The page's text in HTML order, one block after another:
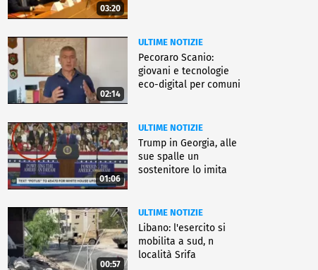
03:20
02:14
ULTIME NOTIZIE
Pecoraro Scanio:
giovani e tecnologie
eco-digital per comuni
01:06
ULTIME NOTIZIE
Trump in Georgia, alle
sue spalle un
sostenitore lo imita
00:57
ULTIME NOTIZIE
Libano: l'esercito si
mobilita a sud, n
località Srifa